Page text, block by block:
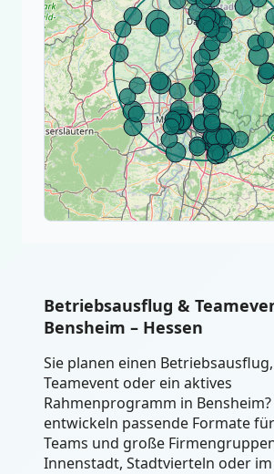
Betriebsausflug &
Bensheim – Hessen
Sie planen einen
Teamevent oder ein aktives
Rahmenprogramm in
entwickeln passende Formate
Teams und große
Innenstadt, Stadtvierteln oder